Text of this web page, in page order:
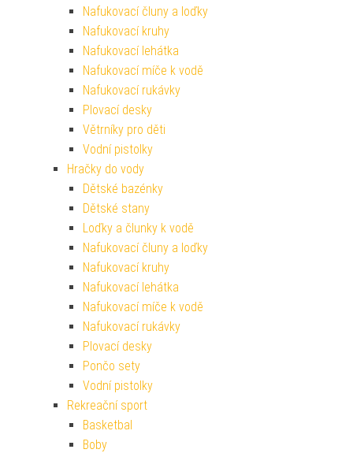
Nafukovací čluny a loďky
Nafukovací kruhy
Nafukovací lehátka
Nafukovací míče k vodě
Nafukovací rukávky
Plovací desky
Větrníky pro děti
Vodní pistolky
Hračky do vody
Dětské bazénky
Dětské stany
Loďky a člunky k vodě
Nafukovací čluny a loďky
Nafukovací kruhy
Nafukovací lehátka
Nafukovací míče k vodě
Nafukovací rukávky
Plovací desky
Pončo sety
Vodní pistolky
Rekreační sport
Basketbal
Boby